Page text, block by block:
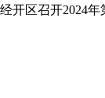
经开区召开2024